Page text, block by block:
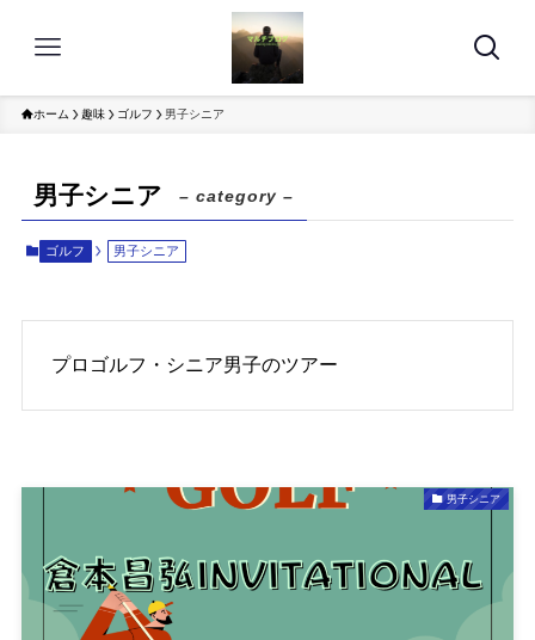
ホーム 趣味 ゴルフ 男子シニア
男子シニア – category –
ゴルフ 男子シニア
プロゴルフ・シニア男子のツアー
男子シニア